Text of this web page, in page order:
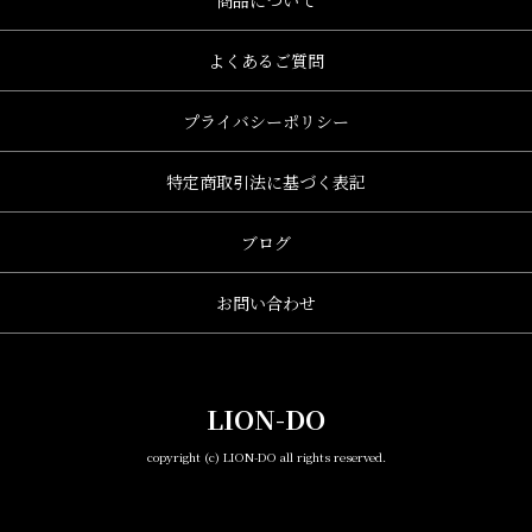
よくあるご質問
プライバシーポリシー
特定商取引法に基づく表記
ブログ
お問い合わせ
LION-DO
copyright (c) LION-DO all rights reserved.